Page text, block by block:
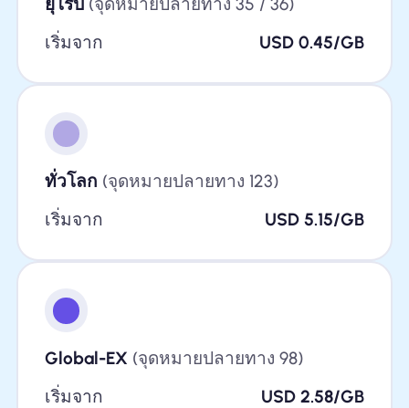
เริ่มจาก
USD 0.45/GB
ทั่วโลก (จุดหมายปลายทาง 123)
เริ่มจาก
USD 5.15/GB
Global-EX (จุดหมายปลายทาง 98)
เริ่มจาก
USD 2.58/GB